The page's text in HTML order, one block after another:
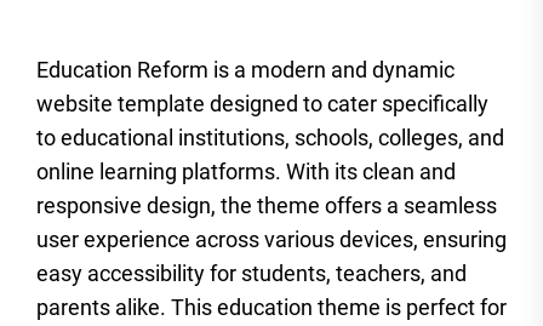
Education Reform is a modern and dynamic
website template designed to cater specifically
to educational institutions, schools, colleges, and
online learning platforms. With its clean and
responsive design, the theme offers a seamless
user experience across various devices, ensuring
easy accessibility for students, teachers, and
parents alike. This education theme is perfect for